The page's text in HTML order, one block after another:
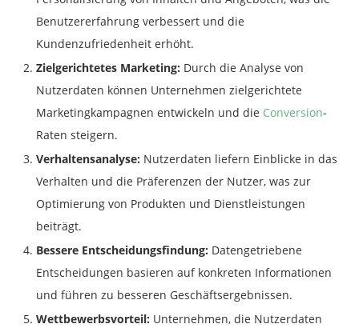
Benutzererfahrung verbessert und die
Kundenzufriedenheit erhöht.
Zielgerichtetes Marketing: Durch die Analyse von
Nutzerdaten können Unternehmen zielgerichtete
Marketingkampagnen entwickeln und die Conversion-
Raten steigern.
Verhaltensanalyse: Nutzerdaten liefern Einblicke in das
Verhalten und die Präferenzen der Nutzer, was zur
Optimierung von Produkten und Dienstleistungen
beiträgt.
Bessere Entscheidungsfindung: Datengetriebene
Entscheidungen basieren auf konkreten Informationen
und führen zu besseren Geschäftsergebnissen.
Wettbewerbsvorteil: Unternehmen, die Nutzerdaten